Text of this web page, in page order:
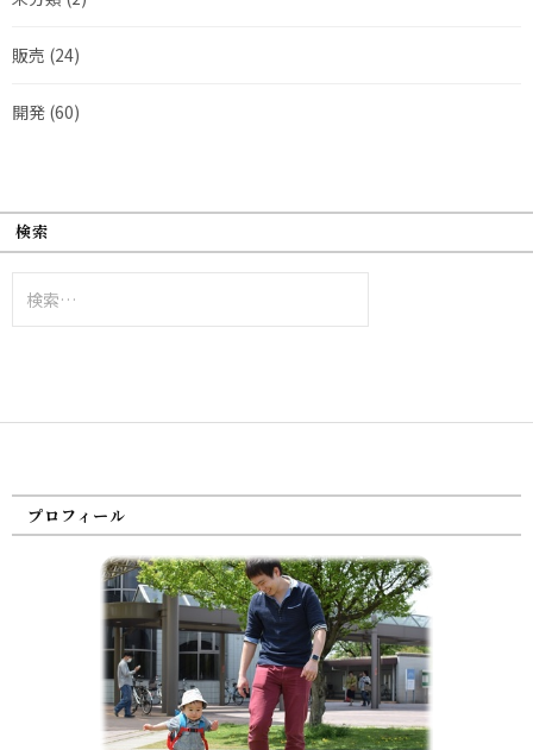
販売 (24)
開発 (60)
検索
索:
プロフィール